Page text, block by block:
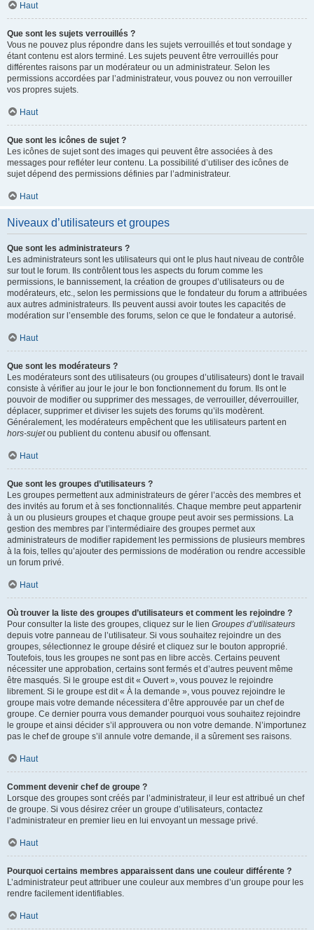
Haut
Que sont les sujets verrouillés ?
Vous ne pouvez plus répondre dans les sujets verrouillés et tout sondage y
étant contenu est alors terminé. Les sujets peuvent être verrouillés pour
différentes raisons par un modérateur ou un administrateur. Selon les
permissions accordées par l’administrateur, vous pouvez ou non verrouiller
vos propres sujets.
Haut
Que sont les icônes de sujet ?
Les icônes de sujet sont des images qui peuvent être associées à des
messages pour refléter leur contenu. La possibilité d’utiliser des icônes de
sujet dépend des permissions définies par l’administrateur.
Haut
Niveaux d’utilisateurs et groupes
Que sont les administrateurs ?
Les administrateurs sont les utilisateurs qui ont le plus haut niveau de contrôle
sur tout le forum. Ils contrôlent tous les aspects du forum comme les
permissions, le bannissement, la création de groupes d’utilisateurs ou de
modérateurs, etc., selon les permissions que le fondateur du forum a attribuées
aux autres administrateurs. Ils peuvent aussi avoir toutes les capacités de
modération sur l’ensemble des forums, selon ce que le fondateur a autorisé.
Haut
Que sont les modérateurs ?
Les modérateurs sont des utilisateurs (ou groupes d’utilisateurs) dont le travail
consiste à vérifier au jour le jour le bon fonctionnement du forum. Ils ont le
pouvoir de modifier ou supprimer des messages, de verrouiller, déverrouiller,
déplacer, supprimer et diviser les sujets des forums qu’ils modèrent.
Généralement, les modérateurs empêchent que les utilisateurs partent en
hors-sujetou publient du contenu abusif ou offensant.
Haut
Que sont les groupes d’utilisateurs ?
Les groupes permettent aux administrateurs de gérer l’accès des membres et
des invités au forum et à ses fonctionnalités. Chaque membre peut appartenir
à un ou plusieurs groupes et chaque groupe peut avoir ses permissions. La
gestion des membres par l’intermédiaire des groupes permet aux
administrateurs de modifier rapidement les permissions de plusieurs membres
à la fois, telles qu’ajouter des permissions de modération ou rendre accessible
un forum privé.
Haut
Où trouver la liste des groupes d’utilisateurs et comment les rejoindre ?
Pour consulter la liste des groupes, cliquez sur le lien Groupes d’utilisateurs
depuis votre panneau de l’utilisateur. Si vous souhaitez rejoindre un des
groupes, sélectionnez le groupe désiré et cliquez sur le bouton approprié.
Toutefois, tous les groupes ne sont pas en libre accès. Certains peuvent
nécessiter une approbation, certains sont fermés et d’autres peuvent même
être masqués. Si le groupe est dit « Ouvert », vous pouvez le rejoindre
librement. Si le groupe est dit « À la demande », vous pouvez rejoindre le
groupe mais votre demande nécessitera d’être approuvée par un chef de
groupe. Ce dernier pourra vous demander pourquoi vous souhaitez rejoindre
le groupe et ainsi décider s’il approuvera ou non votre demande. N’importunez
pas le chef de groupe s’il annule votre demande, il a sûrement ses raisons.
Haut
Comment devenir chef de groupe ?
Lorsque des groupes sont créés par l’administrateur, il leur est attribué un chef
de groupe. Si vous désirez créer un groupe d’utilisateurs, contactez
l’administrateur en premier lieu en lui envoyant un message privé.
Haut
Pourquoi certains membres apparaissent dans une couleur différente ?
L’administrateur peut attribuer une couleur aux membres d’un groupe pour les
rendre facilement identifiables.
Haut